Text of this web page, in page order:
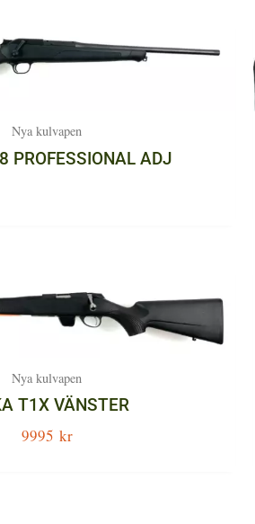
Nya kulvapen
PROFESSIONAL ADJ
Nya kulvapen
T1X VÄNSTER
9995 kr